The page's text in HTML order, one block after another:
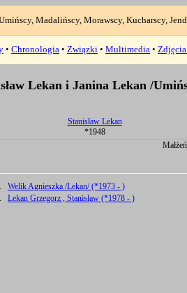
Madalińscy, Morawscy, Kucharscy,
• Chronologia • Związki • Multimedia •
Lekan i Janina Lekan /
Stanisław Lekan
*1948
Welik Agnieszka /Lekan/ (*1973 - )
Lekan Grzegorz , Stanisław (*1978 - )